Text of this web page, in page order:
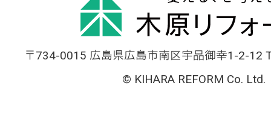
〒734-0015 広島県広島市南区宇品御幸1-2-12
© KIHARA REFORM Co. Ltd.